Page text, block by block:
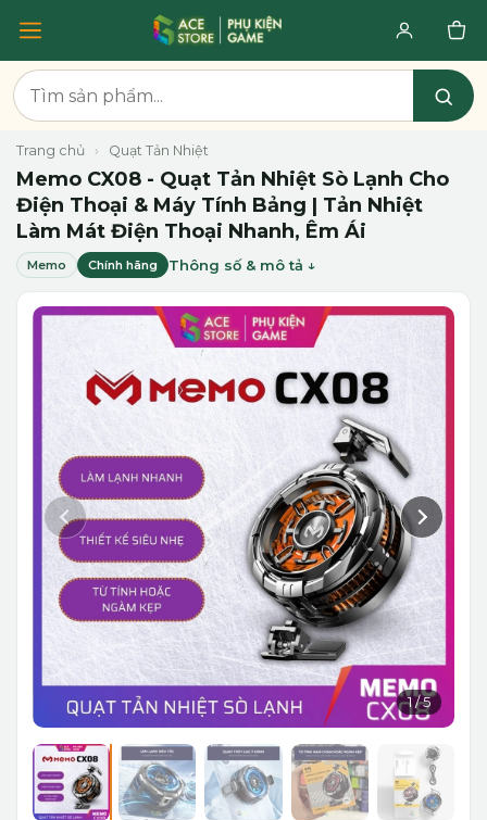
Trang chủ › Quạt Tản Nhiệt
Memo CX08 - Quạt Tản Nhiệt Sò Lạnh Cho
Điện Thoại & Máy Tính Bảng | Tản Nhiệt
Làm Mát Điện Thoại Nhanh, Êm Ái
Memo Chính hãng Thông số & mô tả
1/5